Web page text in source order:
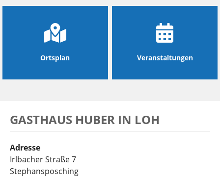
Ortsplan Veranstaltungen
GASTHAUS HUBER IN LOH
Adresse
Irlbacher Straße 7
Stephansposching